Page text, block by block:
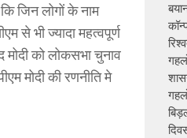
जिन लोगों के नाम
से भी ज्यादा महत्वपूर्ण
मोदी को लोकसभा चुनाव
मोदी की रणनीति मे